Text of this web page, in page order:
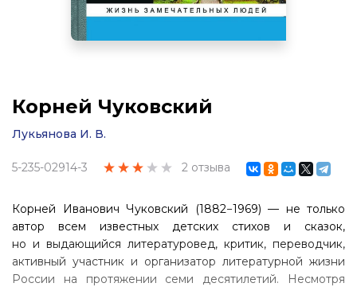
Корней Чуковский
Лукьянова И. В.
5-235-02914-3 2 отзыва
Корней Иванович Чуковский (1882−1969) — не только
автор всем известных детских стихов и сказок,
но и выдающийся литературовед, критик, переводчик,
активный участник и организатор литературной жизни
России на протяжении семи десятилетий. Несмотря